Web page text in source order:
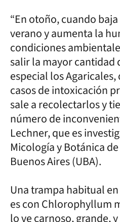
“En otoño, cuando
verano y aumenta la
condiciones
salir la mayor cantidad
especial los
casos de intoxicación
sale a recolectarlos y
número de
Lechner, que es
Micología y Botánica
Buenos Aires (UBA).
Una trampa habitual
es con Chlorophyllum
lo ve carnoso, grande,